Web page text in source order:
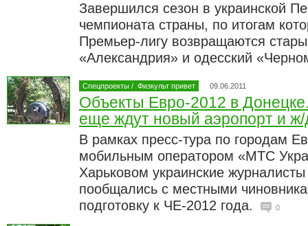
Завершился сезон в украинской
чемпионата страны, по итогам
Премьер-лигу возвращаются
«Александрия» и одесский
Спецпроекты / Физкульт привет 09.06.2011
Объекты Евро-2012 в
еще ждут новый аэропорт и
В рамках пресс-тура по городам
мобильным оператором «МТС
Харьковом украинские
пообщались с местными
подготовку к ЧЕ-2012 года.
0